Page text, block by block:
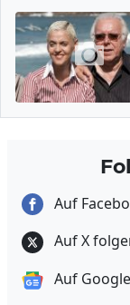
Auf
Auf X
Auf